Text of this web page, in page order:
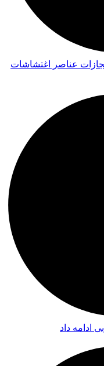
عناصر اغتشاشات
ادامه داد